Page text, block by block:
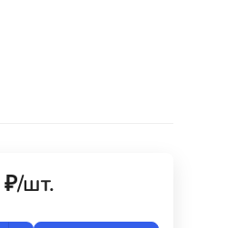
₽/шт.